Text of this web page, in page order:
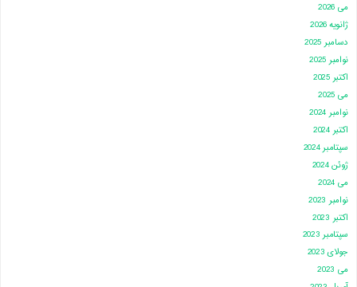
می 2026
ژانویه 2026
دسامبر 2025
نوامبر 2025
اکتبر 2025
می 2025
نوامبر 2024
اکتبر 2024
سپتامبر 2024
ژوئن 2024
می 2024
نوامبر 2023
اکتبر 2023
سپتامبر 2023
جولای 2023
می 2023